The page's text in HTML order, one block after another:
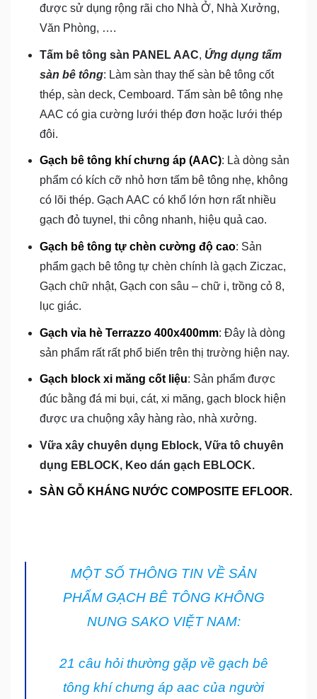
được sử dụng rộng rãi cho Nhà Ở, Nhà Xưởng,
Văn Phòng, ….
Tấm bê tông sàn PANEL AAC, Ứng dụng tấm
sàn bê tông: Làm sàn thay thế sàn bê tông cốt
thép, sàn deck, Cemboard. Tấm sàn bê tông nhẹ
AAC có gia cường lưới thép đơn hoặc lưới thép
đôi.
Gạch bê tông khí chưng áp (AAC): Là dòng sản
phẩm có kích cỡ nhỏ hơn tấm bê tông nhẹ, không
có lõi thép. Gạch AAC có khổ lớn hơn rất nhiều
gạch đỏ tuynel, thi công nhanh, hiệu quả cao.
Gạch bê tông tự chèn cường độ cao: Sản
phẩm gạch bê tông tự chèn chính là gạch Ziczac,
Gạch chữ nhật, Gạch con sâu – chữ i, trồng cỏ 8,
lục giác.
Gạch vỉa hè Terrazzo 400x400mm: Đây là dòng
sản phẩm rất rất phổ biến trên thị trường hiện nay.
Gạch block xi măng cốt liệu: Sản phẩm được
đúc bằng đá mi bụi, cát, xi măng, gạch block hiện
được ưa chuộng xây hàng rào, nhà xưởng.
Vữa xây chuyên dụng Eblock, Vữa tô chuyên
dụng EBLOCK, Keo dán gạch EBLOCK.
SÀN GỖ KHÁNG NƯỚC COMPOSITE EFLOOR.
MỘT SỐ THÔNG TIN VỀ SẢN
PHẨM GẠCH BÊ TÔNG KHÔNG
NUNG SAKO VIỆT NAM:
21 câu hỏi thường gặp về gạch bê
tông khí chưng áp aac của người